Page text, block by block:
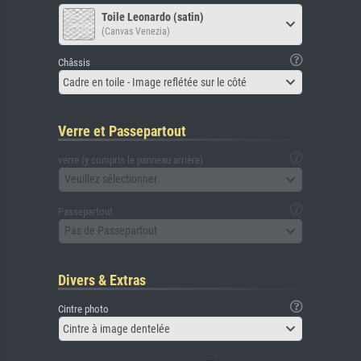
Toile Leonardo (satin)
(Canvas Venezia)
Châssis
Cadre en toile - Image reflétée sur le côté
Verre et Passepartout
verre (y compris le panneau arrière)
Veuillez sélectionner
Passepartout
Pas de Passepartout
Divers & Extras
Cintre photo
Cintre à image dentelée